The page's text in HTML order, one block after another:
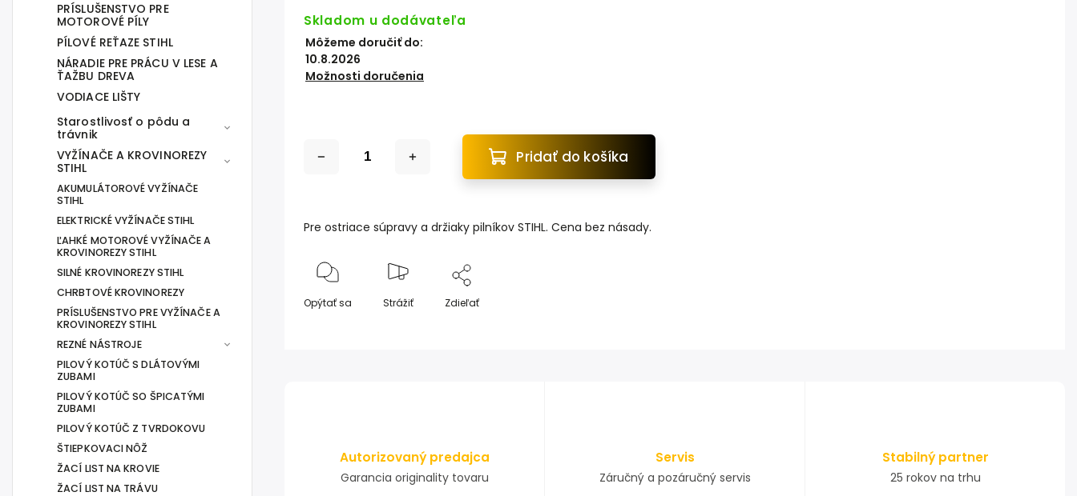
PRÍSLUŠENSTVO PRE
MOTOROVÉ PÍLY
PÍLOVÉ REŤAZE STIHL
NÁRADIE PRE PRÁCU V LESE A
ŤAŽBU DREVA
VODIACE LIŠTY
Starostlivosť o pôdu a
trávnik
VYŽÍNAČE A KROVINOREZY
STIHL
AKUMULÁTOROVÉ VYŽÍNAČE
STIHL
ELEKTRICKÉ VYŽÍNAČE STIHL
ĽAHKÉ MOTOROVÉ VYŽÍNAČE A
KROVINOREZY STIHL
SILNÉ KROVINOREZY STIHL
CHRBTOVÉ KROVINOREZY
PRÍSLUŠENSTVO PRE VYŽÍNAČE A
KROVINOREZY STIHL
REZNÉ NÁSTROJE
PILOVÝ KOTÚČ S DLÁTOVÝMI
ZUBAMI
PILOVÝ KOTÚČ SO ŠPICATÝMI
ZUBAMI
PILOVÝ KOTÚČ Z TVRDOKOVU
ŠTIEPKOVACI NÔŽ
ŽACÍ LIST NA KROVIE
ŽACÍ LIST NA TRÁVU
Skladom u dodávateľa
Môžeme doručiť do:
10.8.2026
Možnosti doručenia
Pridať do košíka
Pre ostriace súpravy a držiaky pilníkov STIHL. Cena bez násady.
Opýtať sa Strážiť Zdieľať
Autorizovaný predajca
Garancia originality tovaru
Servis
Záručný a pozáručný servis
Stabilný partner
25 rokov na trhu